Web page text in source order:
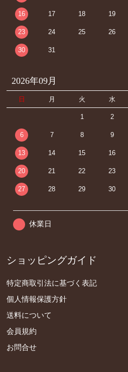
16 17 18 19
23 24 25 26
30 31
2026年09月
日 月 火 水
1 2
6 7 8 9
13 14 15 16
20 21 22 23
27 28 29 30
休業日
ショッピングガイド
特定商取引法に基づく表記
個人情報保護方針
送料について
会員規約
お問合せ